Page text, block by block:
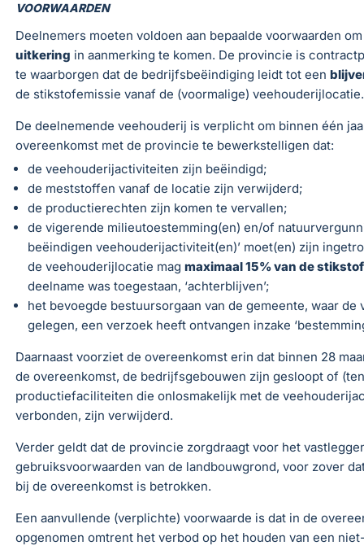
VOORWAARDEN
Deelnemers moeten voldoen aan bepaalde voorwaarden
uitkering in aanmerking te komen. De provincie is
te waarborgen dat de bedrijfsbeëindiging leidt tot een
de stikstofemissie vanaf de (voormalige) veehouderijlocatie.
De deelnemende veehouderij is verplicht om binnen één
overeenkomst met de provincie te bewerkstelligen dat:
de veehouderijactiviteiten zijn beëindigd;
de meststoffen vanaf de locatie zijn verwijderd;
de productierechten zijn komen te vervallen;
de vigerende milieutoestemming(en) en/of
beëindigen veehouderijactiviteit(en)’ moet(en) zijn
de veehouderijlocatie mag maximaal 15% van de
deelname was toegestaan, ‘achterblijven’;
het bevoegde bestuursorgaan van de gemeente, waar
gelegen, een verzoek heeft ontvangen inzake
Daarnaast voorziet de overeenkomst erin dat binnen 28
de overeenkomst, de bedrijfsgebouwen zijn gesloopt of
productiefaciliteiten die onlosmakelijk met de
verbonden, zijn verwijderd.
Verder geldt dat de provincie zorgdraagt voor het
gebruiksvoorwaarden van de landbouwgrond, voor zover
bij de overeenkomst is betrokken.
Een aanvullende (verplichte) voorwaarde is dat in de
opgenomen omtrent het verbod op het houden van een niet-